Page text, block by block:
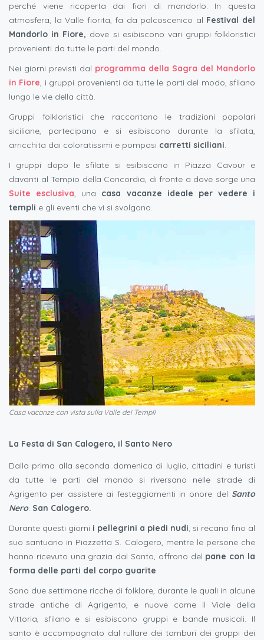
perché viene ricoperta dai fiori di mandorlo. In questa
atmosfera, la Valle fiorita, fa da palcoscenico al Festival del
Mandorlo in Fiore, dove si esibiscono vari gruppi folkloristici
provenienti da tutte le parti del mondo.
Nei giorni previsti dal programma della Sagra del Mandorlo
in Fiore, i gruppi provenienti da tutte le parti del modo, sfilano
lungo le vie della città.
Gruppi folkloristici che raccontano le tradizioni popolari
siciliane, partecipano e si esibiscono durante la sfilata,
arricchita dai coloratissimi e pomposi carretti siciliani.
I gruppi dopo le sfilate si esibiscono in Piazza Cavour e
davanti al Tempio della Concordia, di fronte a dove sorge una
Suite esclusiva, una casa vacanze ideale per vedere i
templi e gli eventi che vi si svolgono.
Casa vacanze con vista sulla Valle dei Templi
La Festa di San Calogero, il Santo Nero
Dalla prima alla seconda domenica di luglio, cittadini e turisti
da tutte le parti del mondo si riversano nelle strade di
Agrigento per assistere ai festeggiamenti in onore del Santo
Nero: San Calogero.
Durante questi giorni i pellegrini a piedi nudi, si recano fino al
suo santuario in Piazzetta S. Calogero, mentre le persone che
hanno ricevuto una grazia dal Santo, offrono del pane con la
forma delle parti del corpo guarite.
Sono due settimane ricche di folklore, durante le quali in alcune
strade antiche di Agrigento, e nuove come il Viale della
Vittoria, sfilano e si esibiscono gruppi e bande musicali. Il
santo è accompagnato dal rullare dei tamburi dei gruppi dei